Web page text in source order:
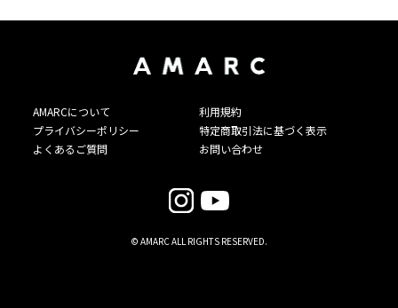
AMARCについて
利用規約
プライバシーポリシー
特定商取引法に基づく表示
よくあるご質問
お問い合わせ
© AMARC ALL RIGHTS RESERVED.